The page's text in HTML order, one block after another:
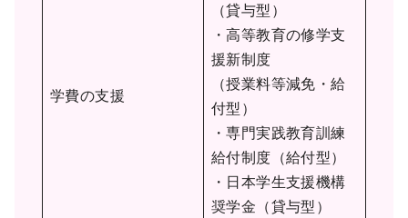
学費の支援
（貸与型）
・高等教育の修学支
援新制度
（授業料等減免・給
付型）
・専門実践教育訓練
給付制度（給付型）
・日本学生支援機構
奨学金（貸与型）